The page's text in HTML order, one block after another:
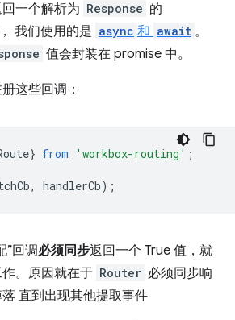
一个解析为 Response 的
我们使用的是 async 和 await 。
值会封装在 promise 中。
这些回调：
} from 'workbox-routing' ;
, handlerCb);
”回调必须同步返回一个 True 值，就
。原因就在于 Router 必须同步响
直到出现其他提取事件